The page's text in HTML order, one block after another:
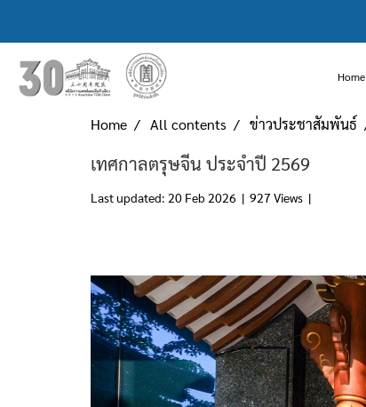
Home
Home All contents ข่าวประชาสัมพันธ์
เทศกาลตรุษจีน ประจำปี 2569
Last updated: 20 Feb 2026 | 927 Views |